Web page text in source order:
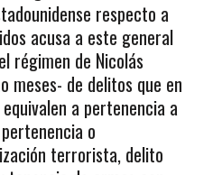
respecto a
acusa a este general
régimen de Nicolás
meses- de delitos que en
a pertenencia a
o
terrorista, delito